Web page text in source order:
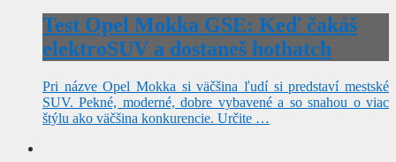
Test Opel Mokka GSE: Keď čakáš
elektroSUV a dostaneš hothatch
Pri názve Opel Mokka si väčšina ľudí si predstaví mestské
SUV. Pekné, moderné, dobre vybavené a so snahou o viac
štýlu ako väčšina konkurencie. Určite …